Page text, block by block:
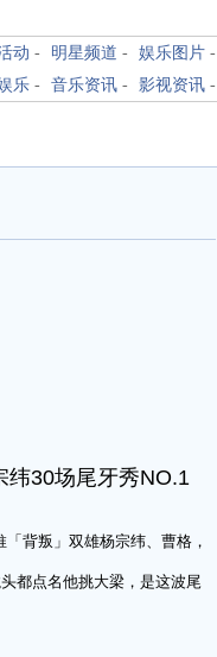
动 - 明星频道 - 娱乐图片 -
乐 - 音乐资讯 - 影视资讯 -
场尾牙秀NO.1
背叛」双雄杨宗纬、曹格，
都点名他挑大梁，是这波尾